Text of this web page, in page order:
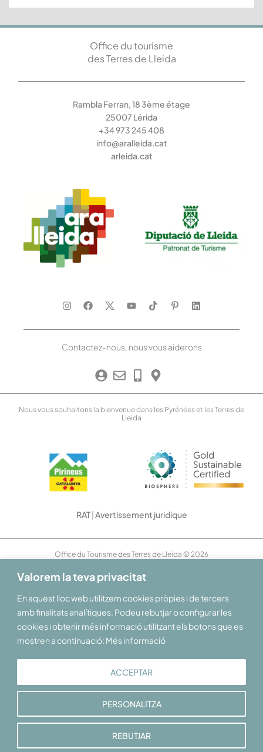
Valorem la teva privacitat
En aquest lloc web utilitzem cookies pròpies i de tercers
amb finalitats analítiques. Podeu rebutjar o configurar les
cookies i obtenir més informació utilitzant els botons que es
mostren a continuació: Més informació
PERSONALITZA
REBUTJAR
ACCEPTAR
Office du tourisme
des Terres de Lleida
Rambla Ferran, 18 3ème étage
25007 Lérida
+34 973 245 408
info@aralleida.cat
arleida.cat
Contactez-nous, nous vous aiderons
Nous vous souhaitons la bienvenue dans les Pyrénées et les Terres de
Lleida
RAT|Avertissement juridique
Office du Tourisme des Terres de Lleida © 2026